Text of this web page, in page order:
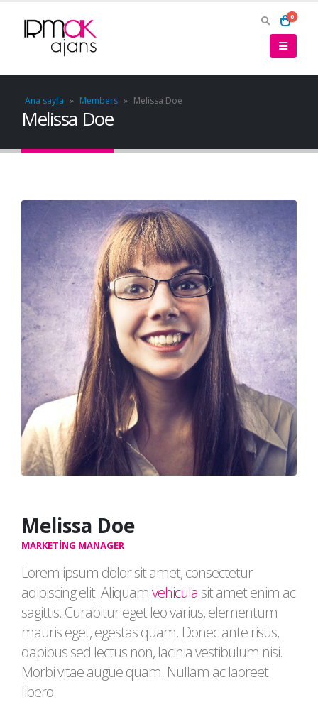
0
Ana sayfa » Members » Melissa Doe
Melissa Doe
Melissa Doe
MARKETING MANAGER
Lorem ipsum dolor sit amet, consectetur
adipiscing elit. Aliquamvehicula sit amet enim ac
sagittis. Curabitur eget leo varius, elementum
mauris eget, egestas quam. Donec ante risus,
dapibus sed lectus non, lacinia vestibulum nisi.
Morbi vitae augue quam. Nullam ac laoreet
libero.